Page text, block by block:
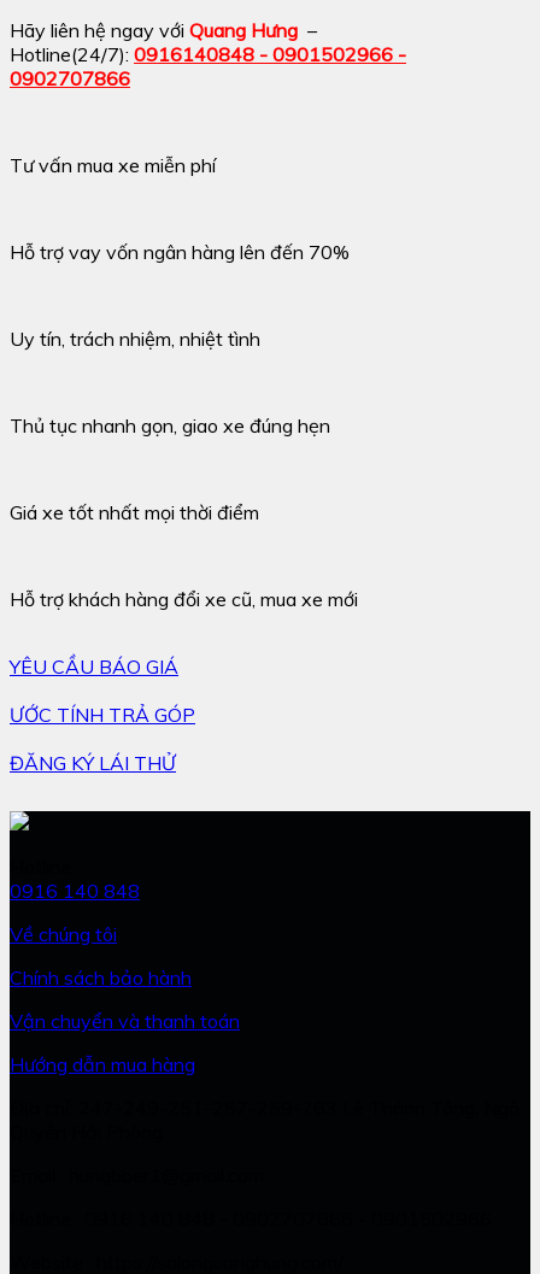
Hãy liên hệ ngay với Quang Hưng –
Hotline(24/7): 0916140848 - 0901502966 -
0902707866
Tư vấn mua xe miễn phí
Hỗ trợ vay vốn ngân hàng lên đến 70%
Uy tín, trách nhiệm, nhiệt tình
Thủ tục nhanh gọn, giao xe đúng hẹn
Giá xe tốt nhất mọi thời điểm
Hỗ trợ khách hàng đổi xe cũ, mua xe mới
YÊU CẦU BÁO GIÁ
ƯỚC TÍNH TRẢ GÓP
ĐĂNG KÝ LÁI THỬ
0916 140 848
Về chúng tôi
Chính sách bảo hành
Vận chuyển và thanh toán
Hướng dẫn mua hàng